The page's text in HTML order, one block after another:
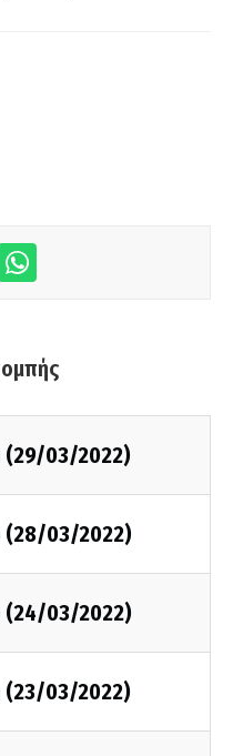
(29/03/2022)
(28/03/2022)
(24/03/2022)
(23/03/2022)